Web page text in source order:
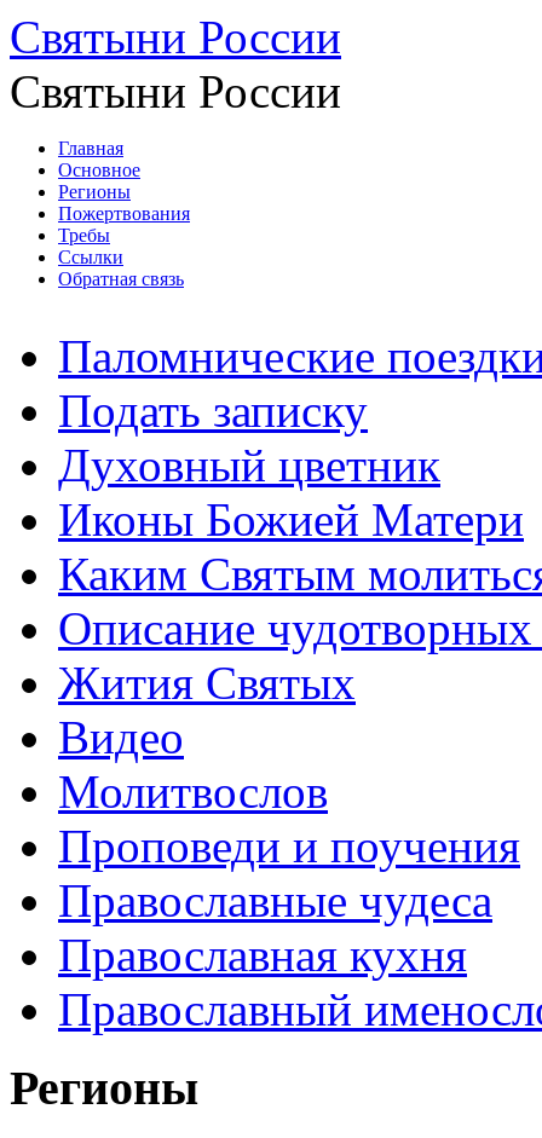
Святыни России
Святыни России
Главная
Основное
Регионы
Пожертвования
Требы
Ссылки
Обратная связь
Паломнические
Подать записку
Духовный цветник
Иконы Божией Матери
Каким Святым
Описание
Жития Святых
Видео
Молитвослов
Проповеди и поучения
Православные чудеса
Православная кухня
Православный
Регионы